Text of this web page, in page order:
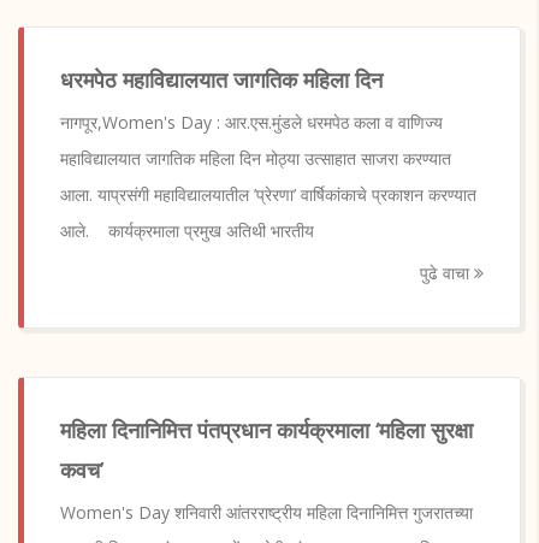
धरमपेठ महाविद्यालयात जागतिक महिला दिन
नागपूर,Women's Day : आर.एस.मुंडले धरमपेठ कला व वाणिज्य
महाविद्यालयात जागतिक महिला दिन मोठ्या उत्साहात साजरा करण्यात
आला. याप्रसंगी महाविद्यालयातील ’प्रेरणा’ वार्षिकांकाचे प्रकाशन करण्यात
आले. कार्यक्रमाला प्रमुख अतिथी भारतीय
पुढे वाचा
महिला दिनानिमित्त पंतप्रधान कार्यक्रमाला ‌‘महिला सुरक्षा
कवच‌’
Women's Day शनिवारी आंतरराष्ट्रीय महिला दिनानिमित्त गुजरातच्या